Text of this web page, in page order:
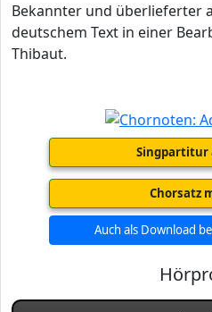
Bekannter und überlieferter
deutschem Text in einer
Thibaut.
Singpartitur
Chorsatz
Auch als Download